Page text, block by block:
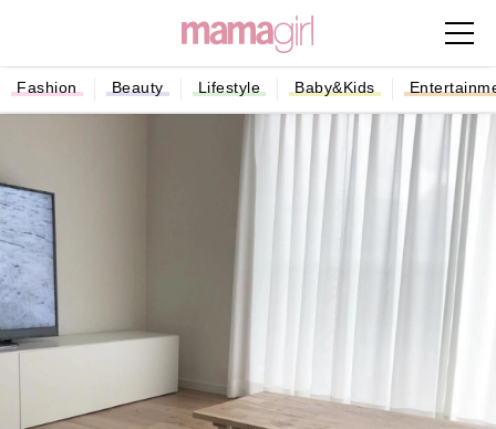
Fashion Beauty Lifestyle Baby&Kids